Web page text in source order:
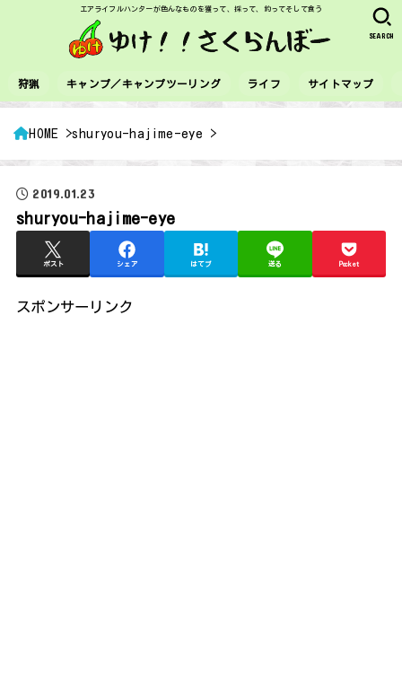
エアライフルハンターが色んなものを獲って、採って、釣ってそして食う
狩猟 キャンプ／キャンプツーリング ライフ サイトマップ
SEARCH
HOME shuryou-hajime-eye
2019.01.23
shuryou-hajime-eye
ポスト シェア はてブ 送る Pocket
スポンサーリンク